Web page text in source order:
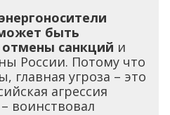
быть
санкций и
России. Потому что
главная угроза – это
агрессия
воинствовал